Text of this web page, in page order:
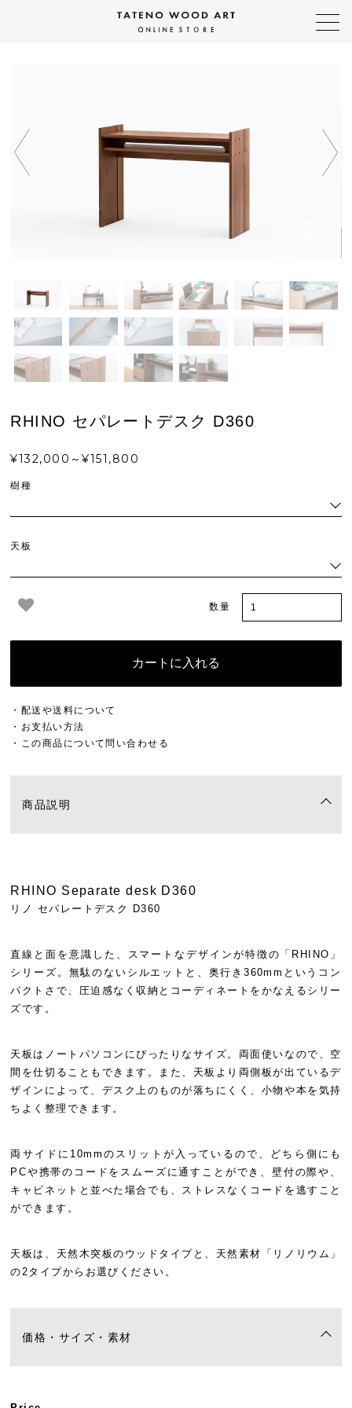
RHINO セパレートデスク D360
¥132,000～¥151,800
樹種
天板
数量
カートに入れる
・配送や送料について
・お支払い方法
・この商品について問い合わせる
商品説明
RHINO Separate desk D360
リノ セパレートデスク D360
直線と面を意識した、スマートなデザインが特徴の「RHINO」
シリーズ。無駄のないシルエットと、奥行き360mmというコン
パクトさで、圧迫感なく収納とコーディネートをかなえるシリー
ズです。
天板はノートパソコンにぴったりなサイズ。両面使いなので、空
間を仕切ることもできます。また、天板より両側板が出ているデ
ザインによって、デスク上のものが落ちにくく、小物や本を気持
ちよく整理できます。
両サイドに10mmのスリットが入っているので、どちら側にも
PCや携帯のコードをスムーズに通すことができ、壁付の際や、
キャビネットと並べた場合でも、ストレスなくコードを逃すこと
ができます。
天板は、天然木突板のウッドタイプと、天然素材「リノリウム」
の2タイプからお選びください。
価格・サイズ・素材